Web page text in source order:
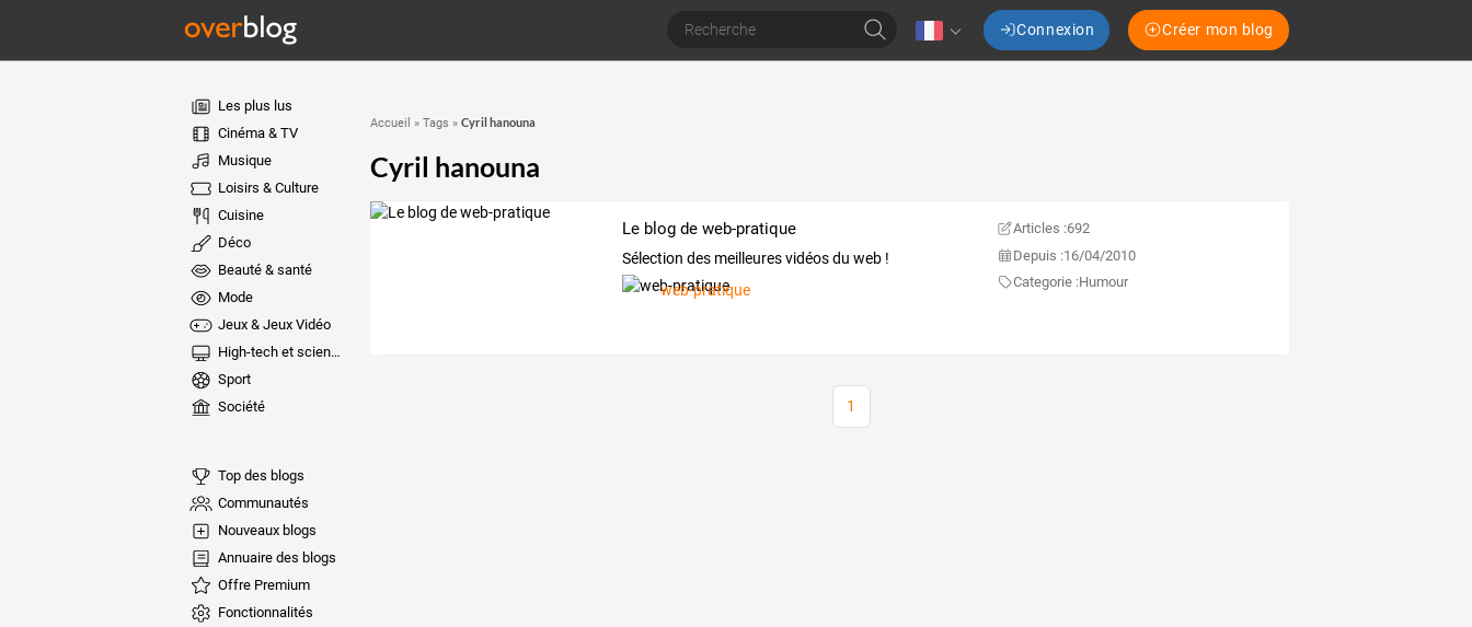
Connexion Créer mon blog
Les plus lus
Cinéma & TV
Musique
Loisirs & Culture
Cuisine
Déco
Beauté & santé
Mode
Jeux & Jeux Vidéo
High-tech et sciences
Sport
Société
Top des blogs
Communautés
Nouveaux blogs
Annuaire des blogs
Offre Premium
Fonctionnalités
Accueil » Tags » Cyril hanouna
Cyril hanouna
Le blog de web-pratique
Sélection des meilleures vidéos du web !
web-pratique
Articles :692
Depuis :16/04/2010
Categorie :Humour
1